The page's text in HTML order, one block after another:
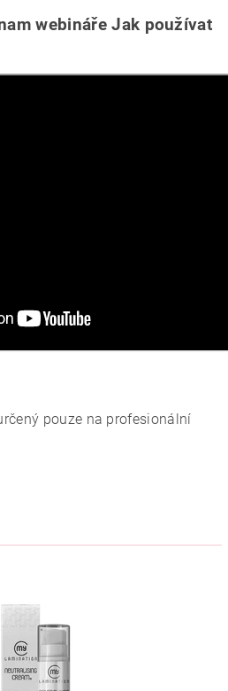
webináře Jak používat
pouze na profesionální